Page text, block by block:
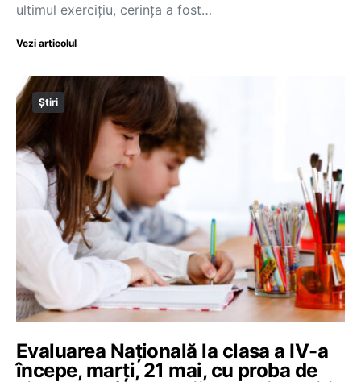
ultimul exercițiu, cerința a fost…
Vezi articolul
Știri
Evaluarea Națională la clasa a IV-a
începe, marți, 21 mai, cu proba de